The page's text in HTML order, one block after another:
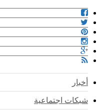
أخبار
شبكات اجتماعية